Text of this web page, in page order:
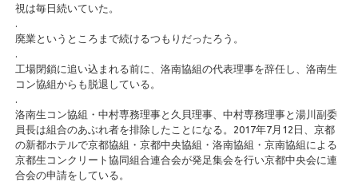
視は毎日続いていた。
.
廃業というところまで続けるつもりだったろう。
.
工場閉鎖に追い込まれる前に、洛南協組の代表理事を辞任し、洛南生
コン協組からも脱退している。
.
洛南生コン協組・中村専務理事と久貝理事、中村専務理事と湯川副委
員長は組合のあぶれ者を排除したことになる。2017年7月12日、京都
の新都ホテルで京都協組・京都中央協組・洛南協組・京南協組による
京都生コンクリート協同組合連合会が発足集会を行い京都中央会に連
合会の申請をしている。